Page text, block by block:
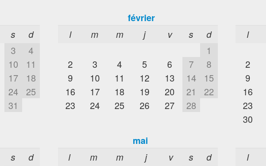
s d
3
4
10
11
17
18
24
25
31
février
l m m j v s d
1
2
3 4 5 6 7
8
9
10 11 12 13 14
15
16
17 18 19 20 21
22
23
24 25 26 27 28
l
2
9
16
23
30
s d
mai
l m m j v s d l